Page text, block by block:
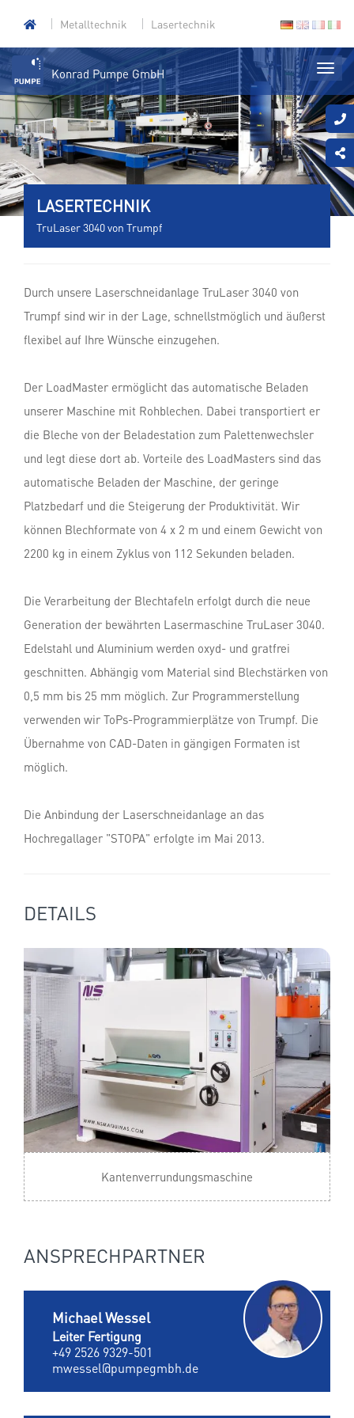
Metalltechnik Lasertechnik
Konrad Pumpe GmbH
LASERTECHNIK
TruLaser 3040 von Trumpf
Durch unsere Laserschneidanlage TruLaser 3040 von
Trumpf sind wir in der Lage, schnellstmöglich und äußerst
flexibel auf Ihre Wünsche einzugehen.
Der LoadMaster ermöglicht das automatische Beladen
unserer Maschine mit Rohblechen. Dabei transportiert er
die Bleche von der Beladestation zum Palettenwechsler
und legt diese dort ab. Vorteile des LoadMasters sind das
automatische Beladen der Maschine, der geringe
Platzbedarf und die Steigerung der Produktivität. Wir
können Blechformate von 4 x 2 m und einem Gewicht von
2200 kg in einem Zyklus von 112 Sekunden beladen.
Die Verarbeitung der Blechtafeln erfolgt durch die neue
Generation der bewährten Lasermaschine TruLaser 3040.
Edelstahl und Aluminium werden oxyd- und gratfrei
geschnitten. Abhängig vom Material sind Blechstärken von
0,5 mm bis 25 mm möglich. Zur Programmerstellung
verwenden wir ToPs-Programmierplätze von Trumpf. Die
Übernahme von CAD-Daten in gängigen Formaten ist
möglich.
Die Anbindung der Laserschneidanlage an das
Hochregallager "STOPA" erfolgte im Mai 2013.
DETAILS
Kantenverrundungsmaschine
ANSPRECHPARTNER
Michael Wessel
Leiter Fertigung
+49 2526 9329-501
mwessel@pumpegmbh.de